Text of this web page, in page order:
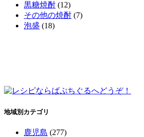
黒糖焼酎 (12)
その他の焼酎 (7)
泡盛 (18)
地域別カテゴリ
鹿児島 (277)